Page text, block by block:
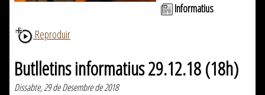
Informatius
Reproduir
Butlletins informatius 29.12.18 (18h)
Dissabte, 29 de Desembre de 2018